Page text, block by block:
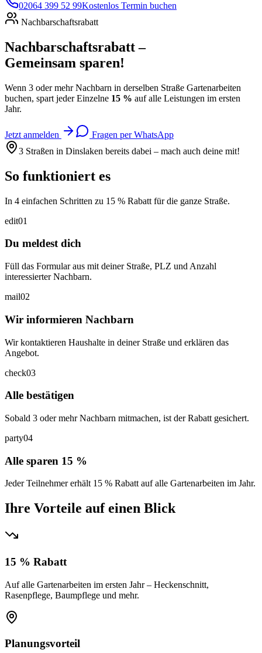
02064 399 52 99Kostenlos Termin buchen
Nachbarschaftsrabatt
Nachbarschaftsrabatt –
Gemeinsam sparen!
Wenn 3 oder mehr Nachbarn in derselben Straße Gartenarbeiten
buchen, spart jeder Einzelne 15 % auf alle Leistungen im ersten
Jahr.
Jetzt anmelden
Fragen per WhatsApp
3 Straßen in Dinslaken bereits dabei – mach auch deine mit!
So funktioniert es
In 4 einfachen Schritten zu 15 % Rabatt für die ganze Straße.
edit01
Du meldest dich
Füll das Formular aus mit deiner Straße, PLZ und Anzahl
interessierter Nachbarn.
mail02
Wir informieren Nachbarn
Wir kontaktieren Haushalte in deiner Straße und erklären das
Angebot.
check03
Alle bestätigen
Sobald 3 oder mehr Nachbarn mitmachen, ist der Rabatt gesichert.
party04
Alle sparen 15 %
Jeder Teilnehmer erhält 15 % Rabatt auf alle Gartenarbeiten im Jahr.
Ihre Vorteile auf einen Blick
15 % Rabatt
Auf alle Gartenarbeiten im ersten Jahr – Heckenschnitt,
Rasenpflege, Baumpflege und mehr.
Planungsvorteil